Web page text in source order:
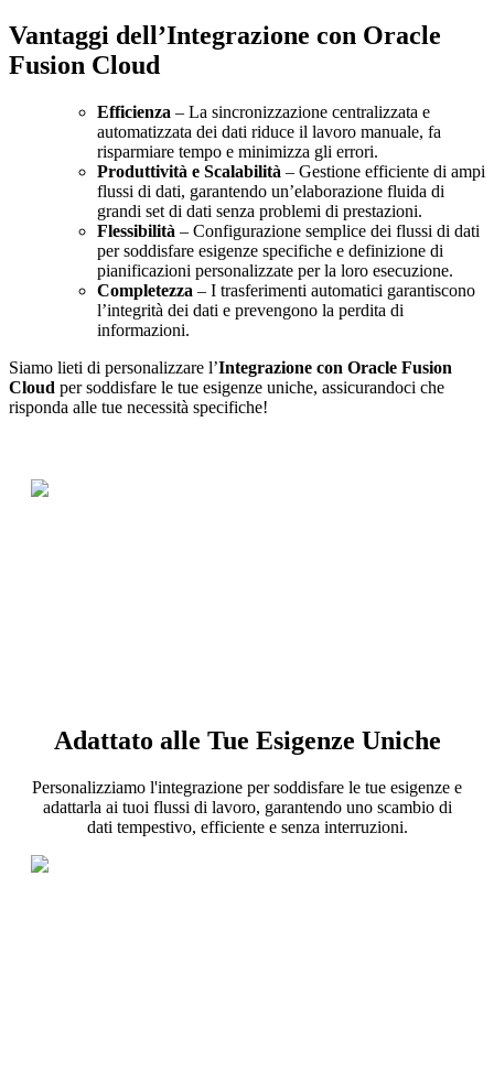
Vantaggi dell’Integrazione con Oracle
Fusion Cloud
Efficienza – La sincronizzazione centralizzata e
automatizzata dei dati riduce il lavoro manuale, fa
risparmiare tempo e minimizza gli errori.
Produttività e Scalabilità – Gestione efficiente di ampi
flussi di dati, garantendo un’elaborazione fluida di
grandi set di dati senza problemi di prestazioni.
Flessibilità – Configurazione semplice dei flussi di dati
per soddisfare esigenze specifiche e definizione di
pianificazioni personalizzate per la loro esecuzione.
Completezza – I trasferimenti automatici garantiscono
l’integrità dei dati e prevengono la perdita di
informazioni.
Siamo lieti di personalizzare l’Integrazione con Oracle Fusion
Cloud per soddisfare le tue esigenze uniche, assicurandoci che
risponda alle tue necessità specifiche!
Adattato alle Tue Esigenze Uniche
Personalizziamo l'integrazione per soddisfare le tue esigenze e
adattarla ai tuoi flussi di lavoro, garantendo uno scambio di
dati tempestivo, efficiente e senza interruzioni.